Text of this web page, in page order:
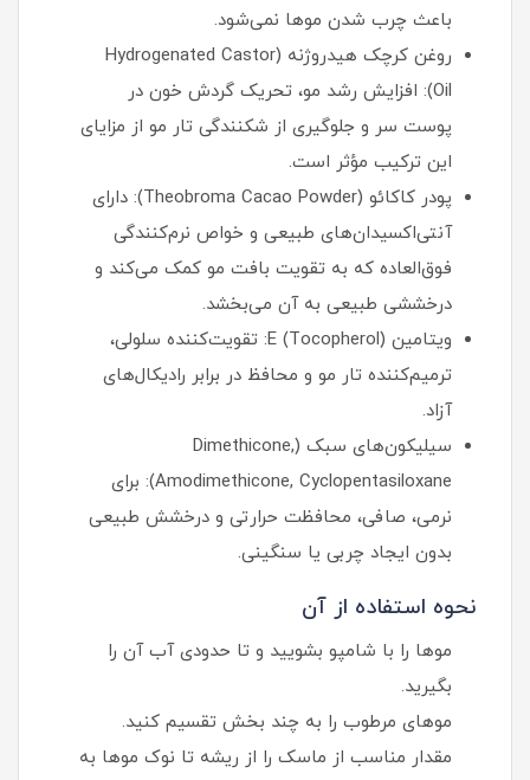
باعث چرب شدن موها نمی‌شود.
روغن کرچک هیدروژنه (Hydrogenated Castor
Oil): افزایش رشد مو، تحریک گردش خون در
پوست سر و جلوگیری از شکنندگی تار مو از مزایای
این ترکیب مؤثر است.
پودر کاکائو (Theobroma Cacao Powder): دارای
آنتی‌اکسیدان‌های طبیعی و خواص نرم‌کنندگی
فوق‌العاده که به تقویت بافت مو کمک می‌کند و
درخششی طبیعی به آن می‌بخشد.
ویتامین E (Tocopherol): تقویت‌کننده سلولی،
ترمیم‌کننده تار مو و محافظ در برابر رادیکال‌های
آزاد.
سیلیکون‌های سبک (Dimethicone,
Amodimethicone, Cyclopentasiloxane): برای
نرمی، صافی، محافظت حرارتی و درخشش طبیعی
بدون ایجاد چربی یا سنگینی.
نحوه استفاده از آن
موها را با شامپو بشویید و تا حدودی آب آن را
بگیرید.
موهای مرطوب را به چند بخش تقسیم کنید.
مقدار مناسب از ماسک را از ریشه تا نوک موها به